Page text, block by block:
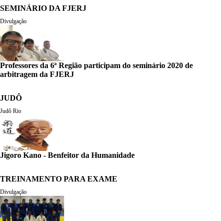
SEMINÁRIO DA FJERJ
Divulgação
Professores da 6ª Região participam do seminário 2020 de
arbitragem da FJERJ
JUDÔ
Judô Rio
Jigoro Kano - Benfeitor da Humanidade
TREINAMENTO PARA EXAME
Divulgação